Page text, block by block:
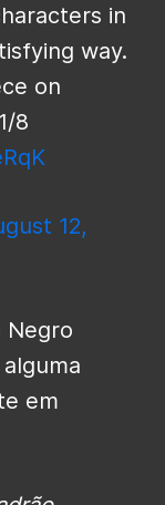
in
way.
on
8
12,
Negro
em